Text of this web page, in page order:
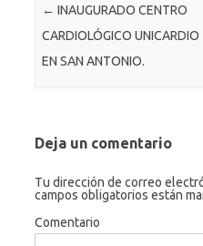
o
k
er
Navegación de entradas
← INAUGURADO CENTRO
CARDIOLÓGICO UNICARDIO
EN SAN ANTONIO.
Deja un comentario
Tu dirección de correo
campos obligatorios están
Comentario